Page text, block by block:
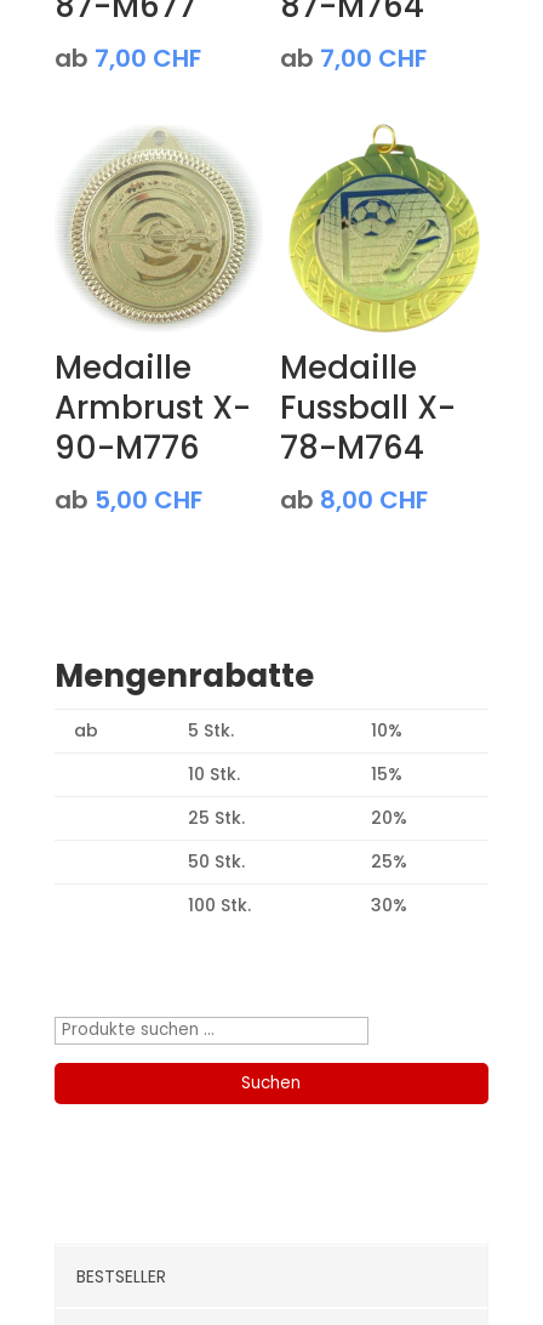
ab 7,00 CHF ab 7,00 CHF
Medaille
Armbrust X-
90-M776
ab 5,00 CHF
Medaille
Fussball X-
78-M764
ab 8,00 CHF
Mengenrabatte
ab 5 Stk.
10%
10 Stk.
15%
25 Stk.
20%
50 Stk.
25%
100 Stk.
30%
Suchen
Suchen
BESTSELLER